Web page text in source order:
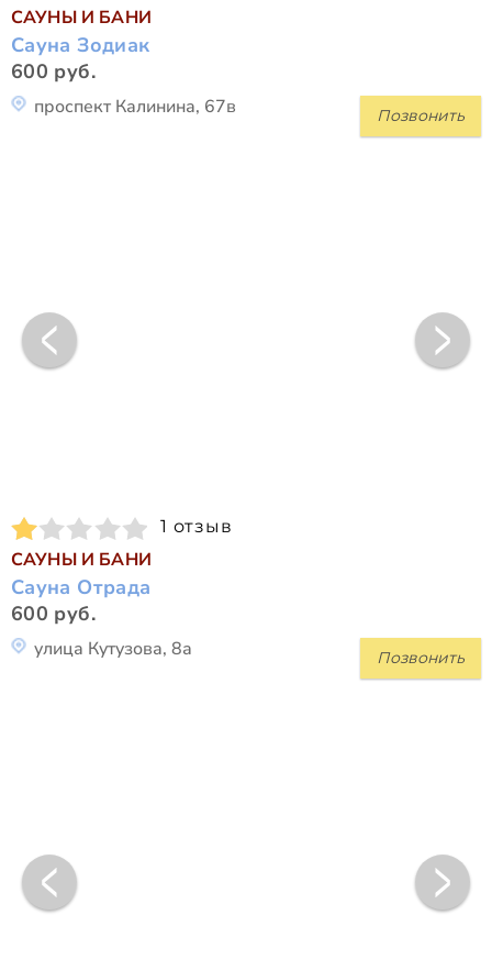
САУНЫ И БАНИ
Сауна Зодиак
600 руб.
Позвонить
проспект Калинина, 67в
1 отзыв
САУНЫ И БАНИ
Сауна Отрада
600 руб.
Позвонить
улица Кутузова, 8а